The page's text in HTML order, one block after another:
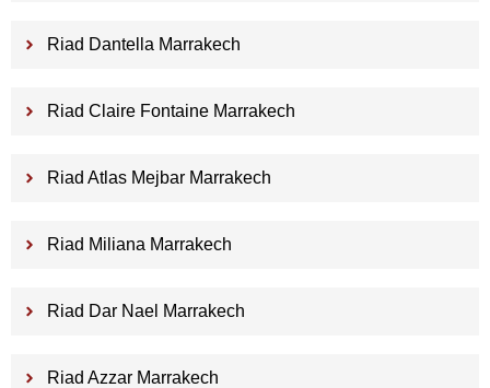
Riad Dantella Marrakech
Riad Claire Fontaine Marrakech
Riad Atlas Mejbar Marrakech
Riad Miliana Marrakech
Riad Dar Nael Marrakech
Riad Azzar Marrakech